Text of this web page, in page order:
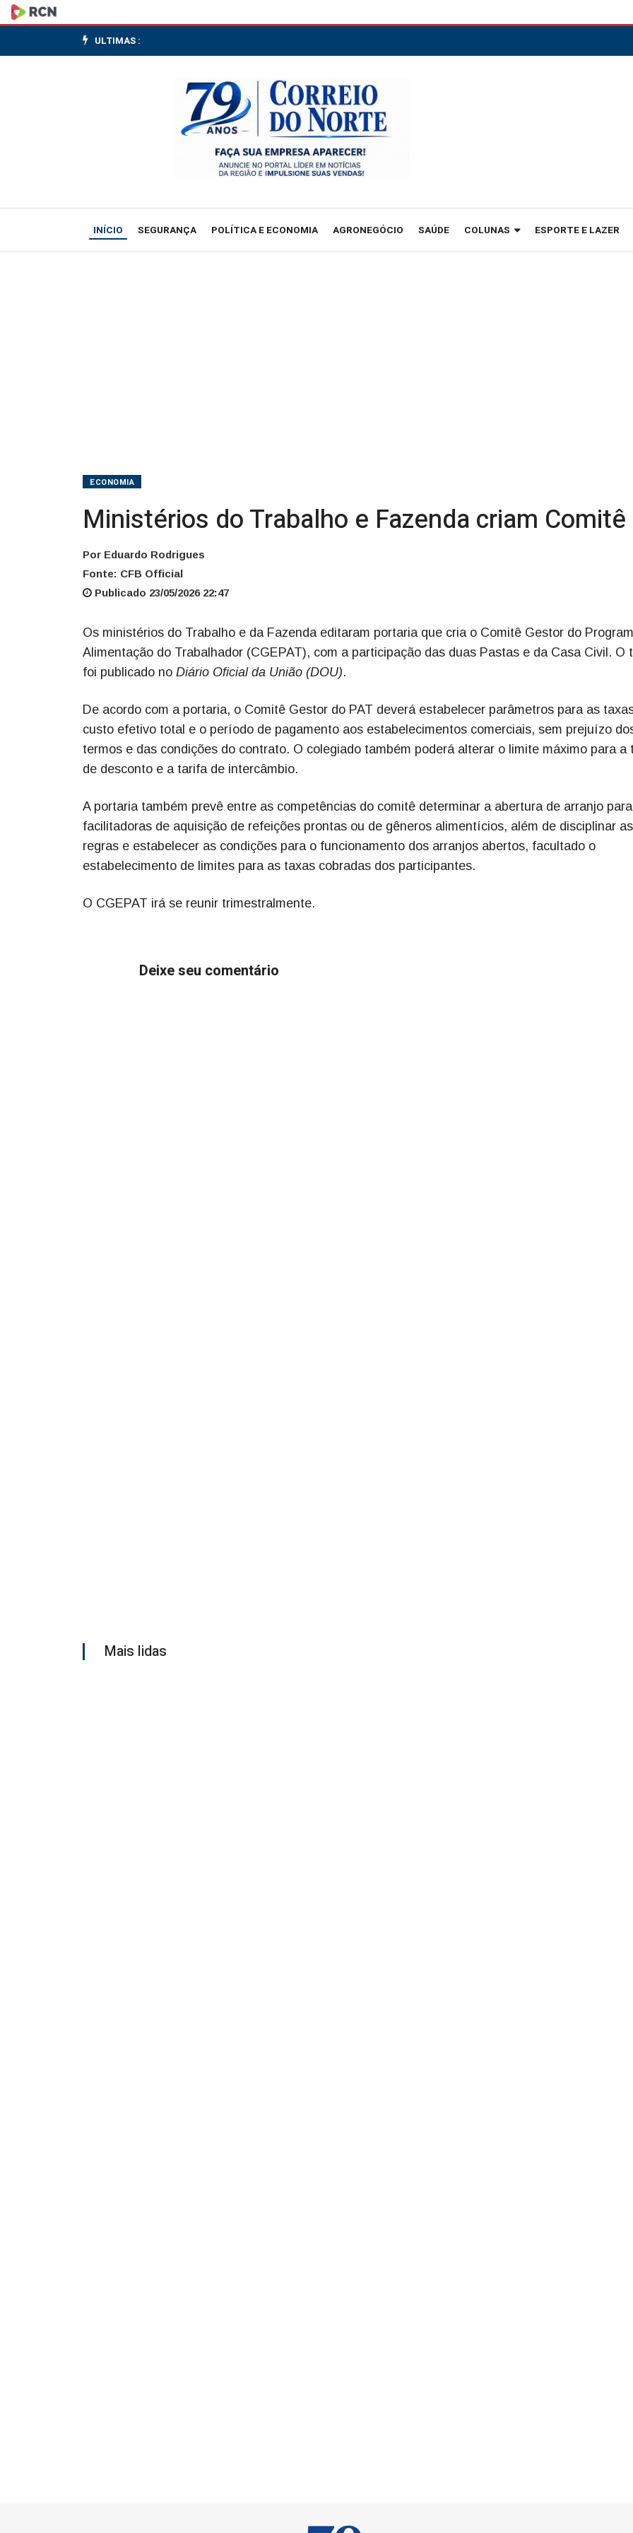
Ministérios
do
Comitê
ULTIMAS :
INÍCIO SEGURANÇA POLÍTICA E ECONOMIA AGRONEGÓCIO SAÚDE COLUNAS ESPORTE E LAZER
ECONOMIA
Ministérios do Trabalho e Fazenda criam
Por Eduardo Rodrigues
Fonte: CFB Official
Publicado 23/05/2026 22:47
Os ministérios do Trabalho e da Fazenda editaram portaria que cria o Comitê Gestor do
Alimentação do Trabalhador (CGEPAT), com a participação das duas Pastas e da Casa Civil. O
foi publicado no Diário Oficial da União (DOU).
De acordo com a portaria, o Comitê Gestor do PAT deverá estabelecer parâmetros para as
custo efetivo total e o período de pagamento aos estabelecimentos comerciais, sem prejuízo
termos e das condições do contrato. O colegiado também poderá alterar o limite máximo para a
de desconto e a tarifa de intercâmbio.
A portaria também prevê entre as competências do comitê determinar a abertura de arranjo para
facilitadoras de aquisição de refeições prontas ou de gêneros alimentícios, além de disciplinar as
regras e estabelecer as condições para o funcionamento dos arranjos abertos, facultado o
estabelecimento de limites para as taxas cobradas dos participantes.
O CGEPAT irá se reunir trimestralmente.
Deixe seu comentário
Mais lidas